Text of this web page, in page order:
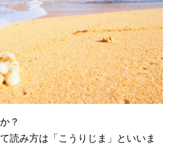
？
読み方は「こうりじま」といいま